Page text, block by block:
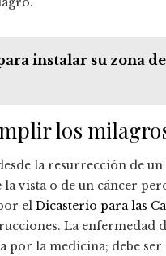
instalar su zona de
los
la resurrección de
vista o de un cáncer
el Dicasterio para las
La enfermedad
la medicina; debe ser